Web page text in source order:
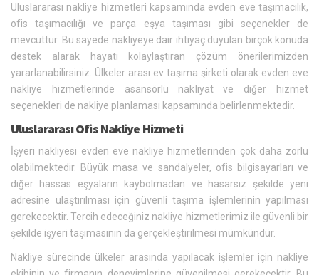
Uluslararası nakliye hizmetleri kapsamında evden eve taşımacılık,
ofis taşımacılığı ve parça eşya taşıması gibi seçenekler de
mevcuttur. Bu sayede nakliyeye dair ihtiyaç duyulan birçok konuda
destek alarak hayatı kolaylaştıran çözüm önerilerimizden
yararlanabilirsiniz. Ülkeler arası ev taşıma şirketi olarak evden eve
nakliye hizmetlerinde asansörlü nakliyat ve diğer hizmet
seçenekleri de nakliye planlaması kapsamında belirlenmektedir.
Uluslararası Ofis Nakliye Hizmeti
İşyeri nakliyesi evden eve nakliye hizmetlerinden çok daha zorlu
olabilmektedir. Büyük masa ve sandalyeler, ofis bilgisayarları ve
diğer hassas eşyaların kaybolmadan ve hasarsız şekilde yeni
adresine ulaştırılması için güvenli taşıma işlemlerinin yapılması
gerekecektir. Tercih edeceğiniz nakliye hizmetlerimiz ile güvenli bir
şekilde işyeri taşımasının da gerçekleştirilmesi mümkündür.
Nakliye sürecinde ülkeler arasında yapılacak işlemler için nakliye